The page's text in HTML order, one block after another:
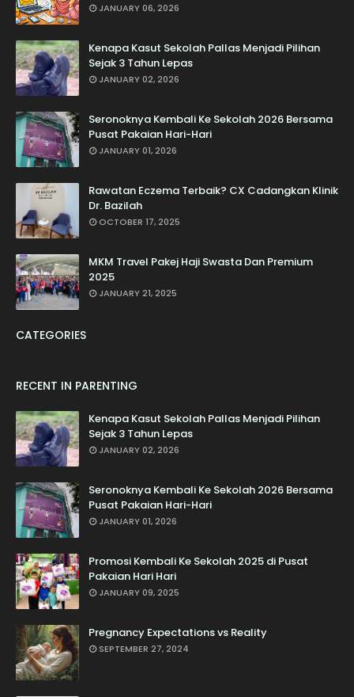
JANUARY 06, 2026
Kenapa Kasut Sekolah Pallas Menjadi Pilihan
Sejak 3 Tahun Lepas
JANUARY 02, 2026
Seronoknya Kembali Ke Sekolah 2026 Bersama
Pusat Pakaian Hari-Hari
JANUARY 01, 2026
Rawatan Eczema Terbaik? CX Cadangkan Klinik
Dr. Bazilah
OCTOBER 17, 2025
MKM Travel Pakej Haji Swasta Dan Premium
2025
JANUARY 21, 2025
CATEGORIES
RECENT IN PARENTING
Kenapa Kasut Sekolah Pallas Menjadi Pilihan
Sejak 3 Tahun Lepas
JANUARY 02, 2026
Seronoknya Kembali Ke Sekolah 2026 Bersama
Pusat Pakaian Hari-Hari
JANUARY 01, 2026
Promosi Kembali Ke Sekolah 2025 di Pusat
Pakaian Hari Hari
JANUARY 09, 2025
Pregnancy Expectations vs Reality
SEPTEMBER 27, 2024